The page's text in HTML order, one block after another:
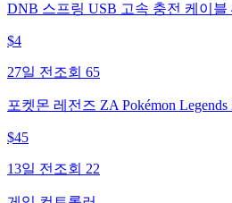
DNB 스프링 USB 고속 충전 케이블
$4
27일 전 조회 65
포켓몬 레전즈 ZA Pokémon
$45
13일 전 조회 22